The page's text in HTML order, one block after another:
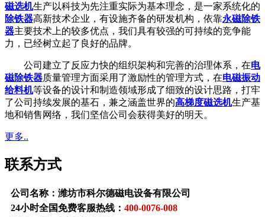
磁选机生产以科技为先注重实际为基本理念，是一家系统化的
除铁器高新技术企业，有设施齐备的研发机构，依靠永磁除铁
器主要技术上的较多优点，我们具有较强的可持续的竞争能
力，已经树立起了良好的品牌。
公司建立了反应力快的组织架构和完善的治理体系，在电
磁除铁器质量管理方面采用了激励性的管理方式，在电磁振动
给料机等设备的设计和制造领域形成了细致的设计思路，打牢
了公司持续发展的基石，兼之涵盖世界的高梯度磁选机生产基
地和销售网络，我们坚信公司会获得美好的明天。
更多..
联系方式
公司名称：潍坊市科尔德磁电设备有限公司
24小时全国免费客服热线： 400-0076-008